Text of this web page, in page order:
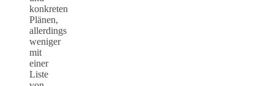
konkreten
Plänen,
allerdings
weniger
mit
einer
Liste